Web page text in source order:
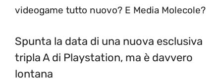
videogame tutto nuovo? E Media Molecole?
Spunta la data di una nuova esclusiva
tripla A di Playstation, ma è davvero
lontana